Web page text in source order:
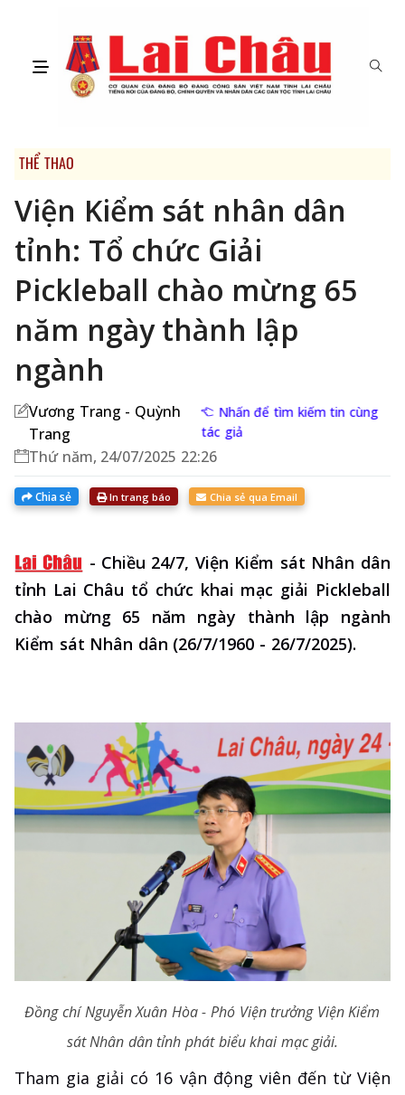
THỂ THAO
Viện Kiểm sát nhân dân
tỉnh: Tổ chức Giải
Pickleball chào mừng 65
năm ngày thành lập
ngành
Vương Trang - Quỳnh
Trang
Nhấn để tìm kiếm tin cùng
tác giả
Thứ năm, 24/07/2025 22:26
Chia sẻ In trang báo Chia sẻ qua Email
- Chiều 24/7, Viện Kiểm sát Nhân dân
tỉnh Lai Châu tổ chức khai mạc giải Pickleball
chào mừng 65 năm ngày thành lập ngành
Kiểm sát Nhân dân (26/7/1960 - 26/7/2025).
Đồng chí Nguyễn Xuân Hòa - Phó Viện trưởng Viện Kiểm
sát Nhân dân tỉnh phát biểu khai mạc giải.
Tham gia giải có 16 vận động viên đến từ Viện